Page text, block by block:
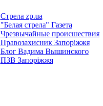
Стрела zp.ua
"Белая стрела" Газета
Чрезвычайные происшествия
Правозахисник Запоріжжя
Блог Вадима Вышинского
ПЗВ Запоріжжя